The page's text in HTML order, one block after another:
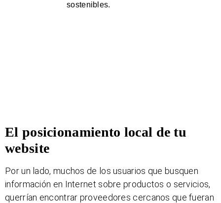
sostenibles.
El posicionamiento local de tu
website
Por un lado, muchos de los usuarios que busquen
información en Internet sobre productos o servicios,
querrían encontrar proveedores cercanos que fueran